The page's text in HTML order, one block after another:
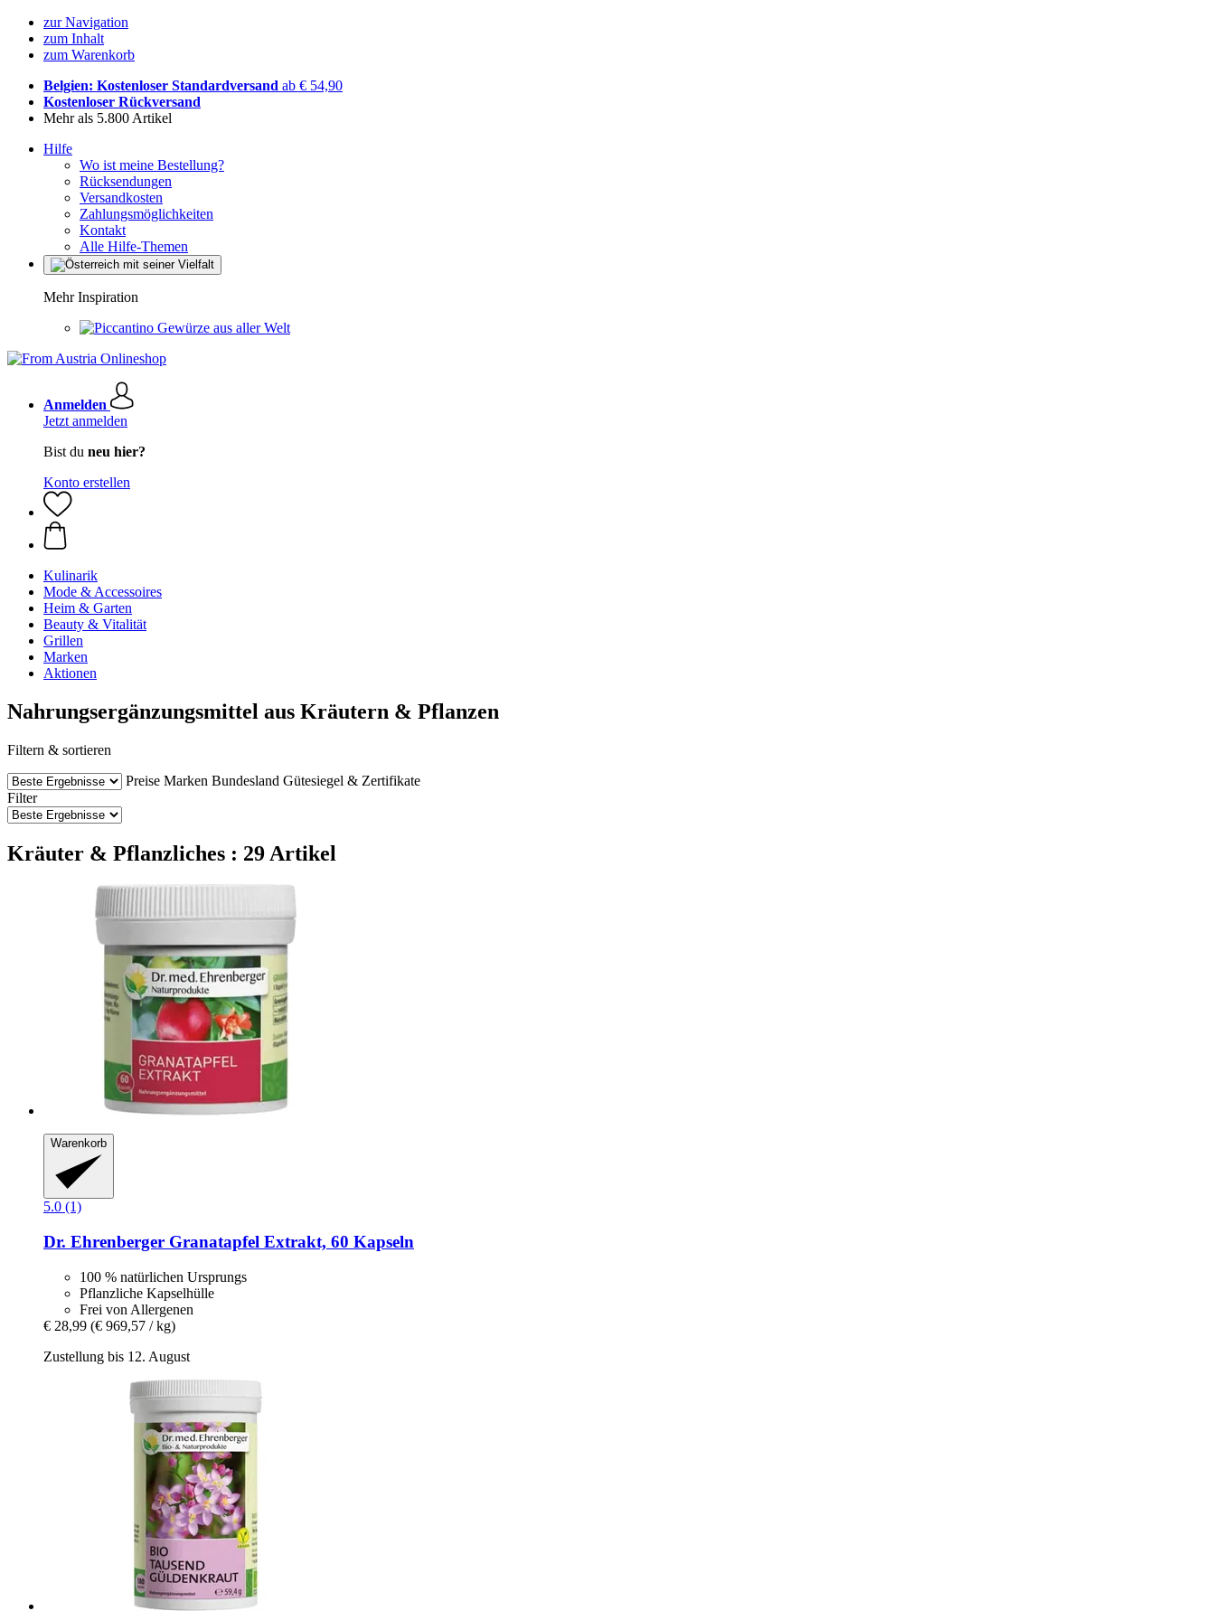
zur Navigation
zum Inhalt
zum Warenkorb
Belgien: Kostenloser Standardversand ab € 54,90
Kostenloser Rückversand
Mehr als 5.800 Artikel
Hilfe
Wo ist meine Bestellung?
Rücksendungen
Versandkosten
Zahlungsmöglichkeiten
Kontakt
Alle Hilfe-Themen
Mehr Inspiration
Gewürze aus aller Welt
Anmelden
Jetzt anmelden
Bist du neu hier?
Konto erstellen
Kulinarik
Mode & Accessoires
Heim & Garten
Beauty & Vitalität
Grillen
Marken
Aktionen
Nahrungsergänzungsmittel aus Kräutern & Pflanzen
Filtern & sortieren
Preise Marken Bundesland Gütesiegel & Zertifikate
Filter
Kräuter & Pflanzliches : 29 Artikel
Warenkorb
5.0 (1)
Dr. Ehrenberger Granatapfel Extrakt, 60 Kapseln
100 % natürlichen Ursprungs
Pflanzliche Kapselhülle
Frei von Allergenen
€ 28,99 (€ 969,57 / kg)
Zustellung bis 12. August